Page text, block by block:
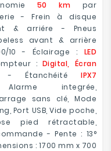
50 km par
- Frein à disque
& arriére - Pneus
avant & arrière
10 - Éclairage : LED
: Digital, Écran
- Étanchéité IPX7
integrée,
sans clé, Mode
Port USB, Vide poche,
pied rétractable,
- Pente : 13°
: 1700 mm x 700